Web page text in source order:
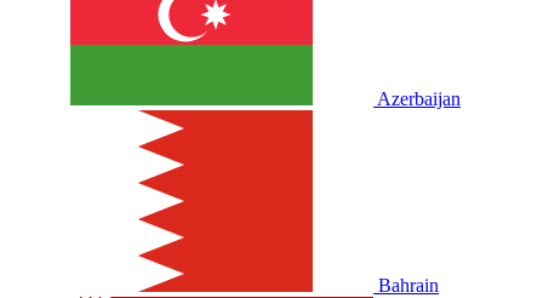
Azerbaijan
Bahrain